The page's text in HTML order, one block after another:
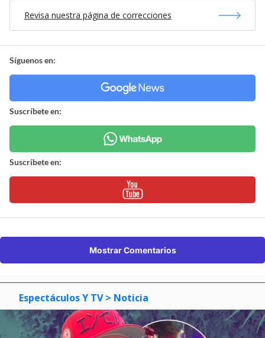
Revisa nuestra página de correcciones
Síguenos en:
Suscríbete en:
Suscríbete en:
Mostrar Comentarios
Espectáculos Y TV > Noticia